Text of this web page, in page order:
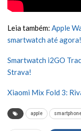
Leia também: Apple
smartwatch até agora!
Smartwatch i2GO
Strava!
Xiaomi Mix Fold 3:
apple